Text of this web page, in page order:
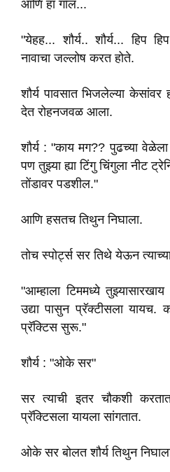
आणि हा गॉल...
"येहह... शौर्य.. शौर्य... हिप
नावाचा जल्लोष करत होते.
शौर्य पावसात भिजलेल्या
देत रोहनजवळ आला.
शौर्य : "काय मग?? पुढच्या
पण तुझ्या ह्या टिंगु चिंगुला नीट
तोंडावर पडशील."
आणि हसतच तिथुन निघाला.
तोच स्पोर्ट्स सर तिथे येऊन
"आम्हाला टिममध्ये
उद्या पासुन प्रॅक्टीसला
प्रॅक्टिस सुरू."
शौर्य : "ओके सर"
सर त्याची इतर चौकशी
प्रॅक्टिसला यायला सांगतात.
ओके सर बोलत शौर्य तिथुन